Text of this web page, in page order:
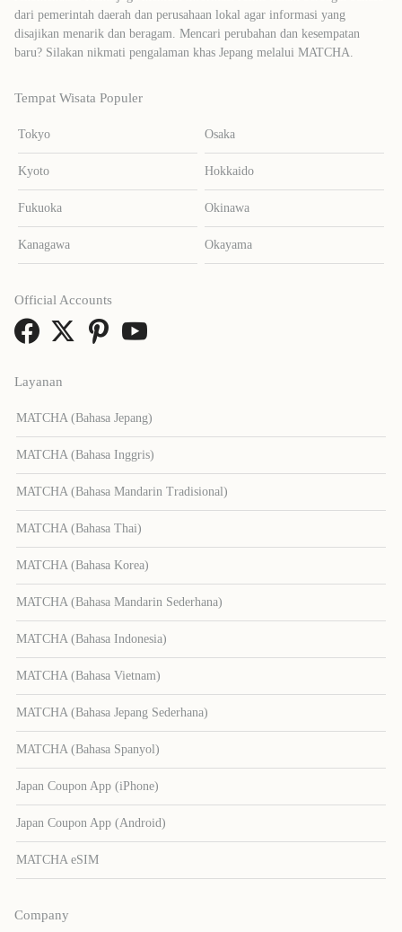
dari pemerintah daerah dan perusahaan lokal agar informasi yang
disajikan menarik dan beragam. Mencari perubahan dan kesempatan
baru? Silakan nikmati pengalaman khas Jepang melalui MATCHA.
Tempat Wisata Populer
Tokyo Osaka
Kyoto Hokkaido
Fukuoka Okinawa
Kanagawa Okayama
Layanan
MATCHA (Bahasa Jepang)
MATCHA (Bahasa Inggris)
MATCHA (Bahasa Mandarin Tradisional)
MATCHA (Bahasa Thai)
MATCHA (Bahasa Korea)
MATCHA (Bahasa Mandarin Sederhana)
MATCHA (Bahasa Indonesia)
MATCHA (Bahasa Vietnam)
MATCHA (Bahasa Jepang Sederhana)
MATCHA (Bahasa Spanyol)
Japan Coupon App (iPhone)
Japan Coupon App (Android)
MATCHA eSIM
Company
Official Accounts